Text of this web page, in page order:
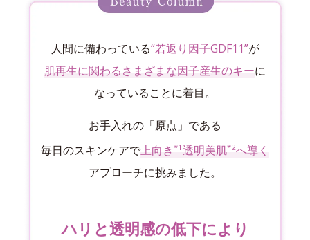
人間に備わっている“若返り因子GDF11”が
肌再生に関わるさまざまな因子産生のキーに
なっていることに着目。
お手入れの「原点」である
毎日のスキンケアで上向き *1 透明美肌*2へ導く
アプローチに挑みました。
ハリと透明感の低下により